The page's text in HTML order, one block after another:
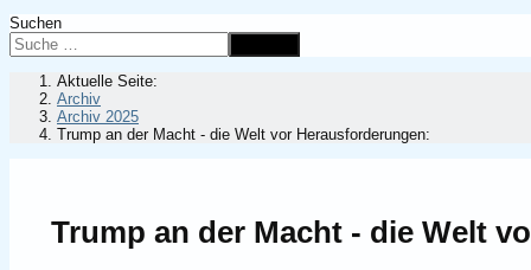
Suchen
Aktuelle Seite:
Archiv
Archiv 2025
Trump an der Macht - die Welt vor Herausforderungen:
Trump an der Macht - die Welt